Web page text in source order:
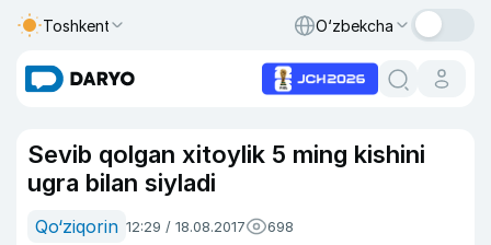
Toshkent O‘zbekcha
Sevib qolgan xitoylik 5 ming kishini
ugra bilan siyladi
Qo‘ziqorin 12:29 / 18.08.2017 698